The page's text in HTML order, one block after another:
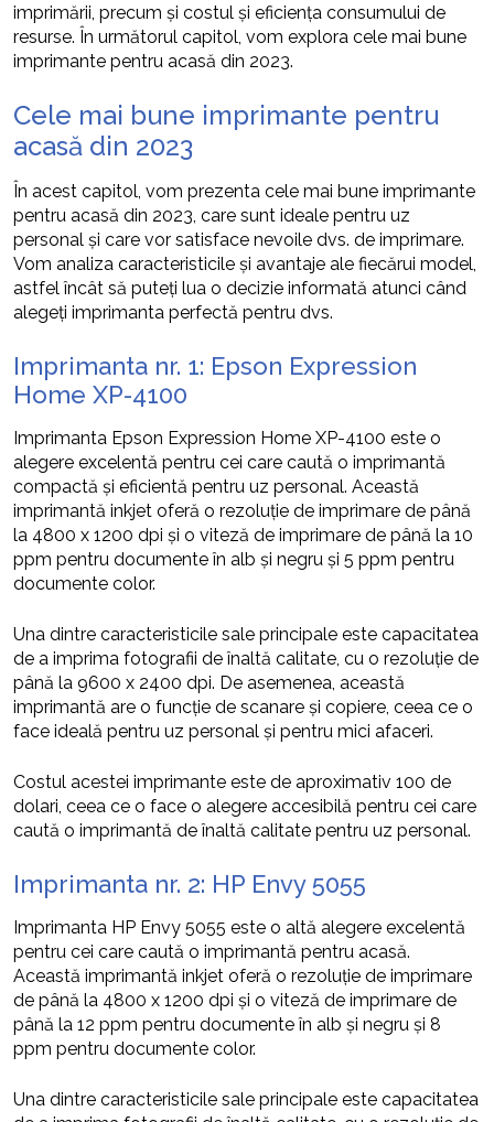
imprimării, precum și costul și eficiența consumului de
resurse. În următorul capitol, vom explora cele mai bune
imprimante pentru acasă din 2023.
Cele mai bune imprimante pentru
acasă din 2023
În acest capitol, vom prezenta cele mai bune imprimante
pentru acasă din 2023, care sunt ideale pentru uz
personal și care vor satisface nevoile dvs. de imprimare.
Vom analiza caracteristicile și avantaje ale fiecărui model,
astfel încât să puteți lua o decizie informată atunci când
alegeți imprimanta perfectă pentru dvs.
Imprimanta nr. 1: Epson Expression
Home XP-4100
Imprimanta Epson Expression Home XP-4100 este o
alegere excelentă pentru cei care caută o imprimantă
compactă și eficientă pentru uz personal. Această
imprimantă inkjet oferă o rezoluție de imprimare de până
la 4800 x 1200 dpi și o viteză de imprimare de până la 10
ppm pentru documente în alb și negru și 5 ppm pentru
documente color.
Una dintre caracteristicile sale principale este capacitatea
de a imprima fotografii de înaltă calitate, cu o rezoluție de
până la 9600 x 2400 dpi. De asemenea, această
imprimantă are o funcție de scanare și copiere, ceea ce o
face ideală pentru uz personal și pentru mici afaceri.
Costul acestei imprimante este de aproximativ 100 de
dolari, ceea ce o face o alegere accesibilă pentru cei care
caută o imprimantă de înaltă calitate pentru uz personal.
Imprimanta nr. 2: HP Envy 5055
Imprimanta HP Envy 5055 este o altă alegere excelentă
pentru cei care caută o imprimantă pentru acasă.
Această imprimantă inkjet oferă o rezoluție de imprimare
de până la 4800 x 1200 dpi și o viteză de imprimare de
până la 12 ppm pentru documente în alb și negru și 8
ppm pentru documente color.
Una dintre caracteristicile sale principale este capacitatea